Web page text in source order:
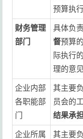
预算执
财务管理
部门
具体负
督预算
际执行
理的意
企业内部
各职能部
门
其主要
员会的
结果承
企业所属
其主要